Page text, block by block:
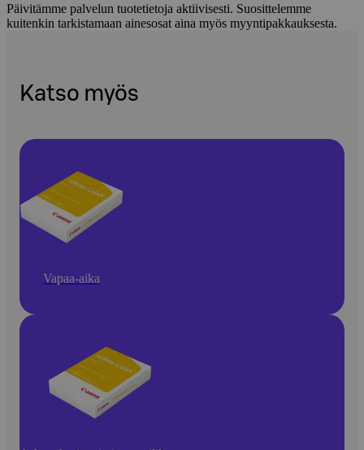
Päivitämme palvelun tuotetietoja aktiivisesti. Suosittelemme
kuitenkin tarkistamaan ainesosat aina myös myyntipakkauksesta.
Katso myös
Vapaa-aika